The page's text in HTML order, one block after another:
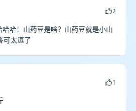
2
哈！山药豆是啥？山药豆就是小山
可太逗了
1